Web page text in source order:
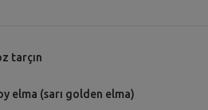
tarçın
elma (sarı golden elma)